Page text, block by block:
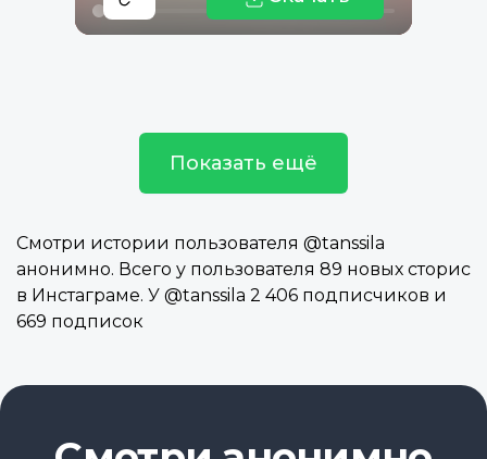
Показать ещё
Смотри истории пользователя @tanssila
анонимно. Всего у пользователя 89 новых сторис
в Инстаграме. У @tanssila 2 406 подписчиков и
669 подписок